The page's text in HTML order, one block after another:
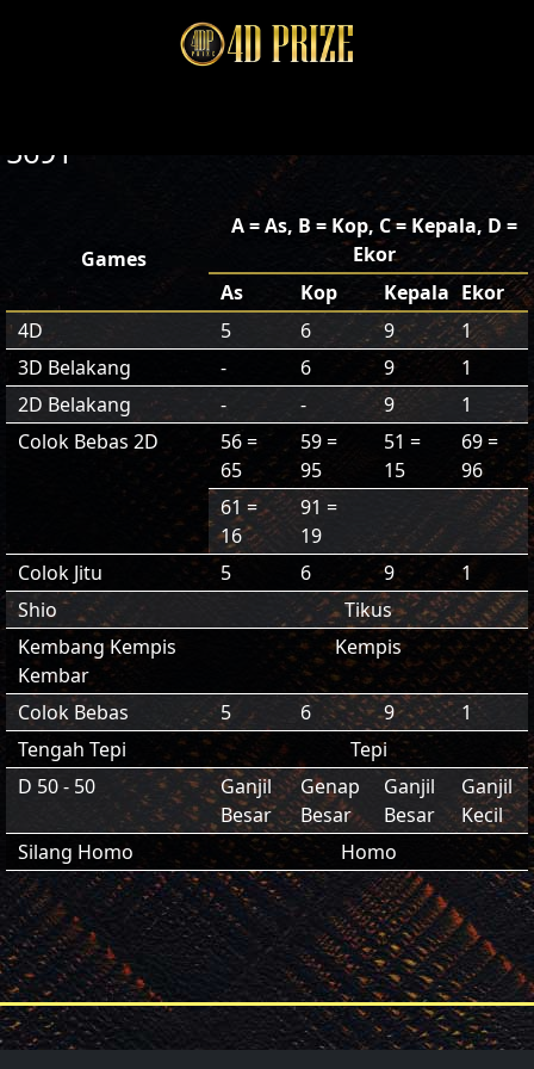
5691
Games
A = As, B = Kop, C = Kepala, D =
Ekor
As
Kop Kepala Ekor
4D
5 6 9
1
3D Belakang
- 6 9
1
2D Belakang
- - 9
1
Colok Bebas 2D
56 =
65
59 =
95
51 =
15
69 =
96
61 =
16
91 =
19
Colok Jitu
5 6 9
1
Shio
Tikus
Kembang Kempis
Kembar
Kempis
Colok Bebas 5 6 9
1
Tengah Tepi
Tepi
D 50 - 50
Ganjil
Besar
Genap
Besar
Ganjil
Besar
Ganjil
Kecil
Silang Homo
Homo